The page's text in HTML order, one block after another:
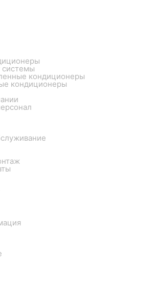
системы
кондиционеры
кондиционеры